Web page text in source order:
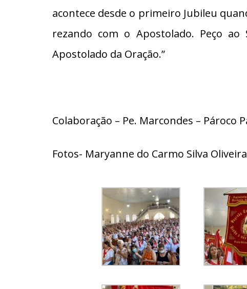
acontece desde o primeiro Jubileu
rezando com o Apostolado. Peço
Apostolado da Oração.”
Colaboração – Pe. Marcondes – Pároco
Fotos- Maryanne do Carmo Silva